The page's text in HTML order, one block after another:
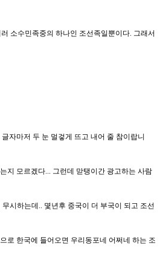
소수민족중의 하나인 조선족일뿐이다. 그래서
자마저 두 눈 멀겋게 뜨고 내어 줄 참이랍니
지 모르겠다... 그런데 맏탱이간 광고하는 사람
시하는데.. 몇년후 중국이 더 부국이 되고 조선
로 한국에 들어오면 우리동포네 어쩌네 하는 조